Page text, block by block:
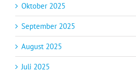
Oktober 2025
September 2025
August 2025
Juli 2025